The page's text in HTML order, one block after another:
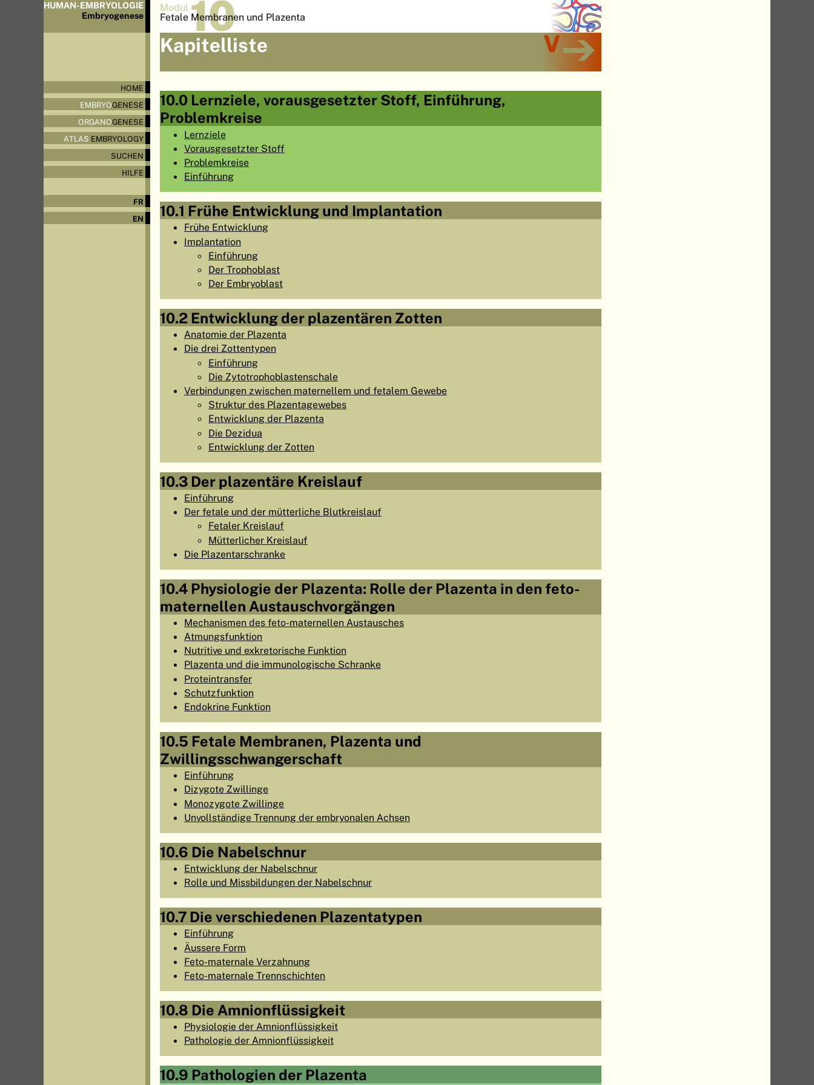
HUMAN-EMBRYOLOGIE
Embryogenese
HOME
EMBRYOGENESE
ORGANOGENESE
ATLAS EMBRYOLOGY
SUCHEN
HILFE
FR
EN
Modul 10
Fetale Membranen und Plazenta
Kapitelliste
10.0 Lernziele, vorausgesetzter Stoff, Einführung,
Problemkreise
Lernziele
Vorausgesetzter Stoff
Problemkreise
Einführung
10.1 Frühe Entwicklung und Implantation
Frühe Entwicklung
Implantation
Einführung
Der Trophoblast
Der Embryoblast
10.2 Entwicklung der plazentären Zotten
Anatomie der Plazenta
Die drei Zottentypen
Einführung
Die Zytotrophoblastenschale
Verbindungen zwischen maternellem und fetalem Gewebe
Struktur des Plazentagewebes
Entwicklung der Plazenta
Die Dezidua
Entwicklung der Zotten
10.3 Der plazentäre Kreislauf
Einführung
Der fetale und der mütterliche Blutkreislauf
Fetaler Kreislauf
Mütterlicher Kreislauf
Die Plazentarschranke
10.4 Physiologie der Plazenta: Rolle der Plazenta in den feto-
maternellen Austauschvorgängen
Mechanismen des feto-maternellen Austausches
Atmungsfunktion
Nutritive und exkretorische Funktion
Plazenta und die immunologische Schranke
Proteintransfer
Schutzfunktion
Endokrine Funktion
10.5 Fetale Membranen, Plazenta und
Zwillingsschwangerschaft
Einführung
Dizygote Zwillinge
Monozygote Zwillinge
Unvollständige Trennung der embryonalen Achsen
10.6 Die Nabelschnur
Entwicklung der Nabelschnur
Rolle und Missbildungen der Nabelschnur
10.7 Die verschiedenen Plazentatypen
Einführung
Äussere Form
Feto-maternale Verzahnung
Feto-maternale Trennschichten
10.8 Die Amnionflüssigkeit
Physiologie der Amnionflüssigkeit
Pathologie der Amnionflüssigkeit
10.9 Pathologien der Plazenta